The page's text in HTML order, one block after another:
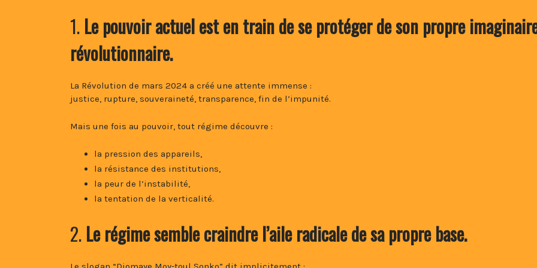
1. Le pouvoir actuel est en train de se protéger de son propre
révolutionnaire.
La Révolution de mars 2024 a créé une attente immense :
justice, rupture, souveraineté, transparence, fin de l’impunité.
Mais une fois au pouvoir, tout régime découvre :
la pression des appareils,
la résistance des institutions,
la peur de l’instabilité,
la tentation de la verticalité.
2. Le régime semble craindre l’aile radicale de sa propre base.